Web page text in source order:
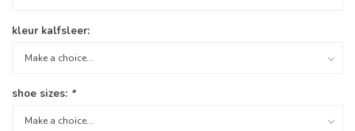
kleur kalfsleer:
shoe sizes: *